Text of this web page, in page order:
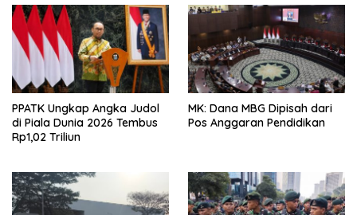
PPATK Ungkap Angka Judol
di Piala Dunia 2026 Tembus
Rp1,02 Triliun
MK: Dana MBG Dipisah dari
Pos Anggaran Pendidikan